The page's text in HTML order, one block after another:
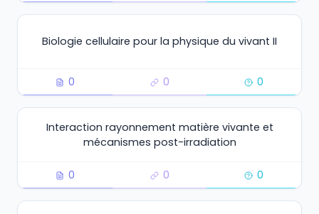
Biologie cellulaire pour la physique du vivant II
0 0 0
Interaction rayonnement matière vivante et
mécanismes post-irradiation
0 0 0